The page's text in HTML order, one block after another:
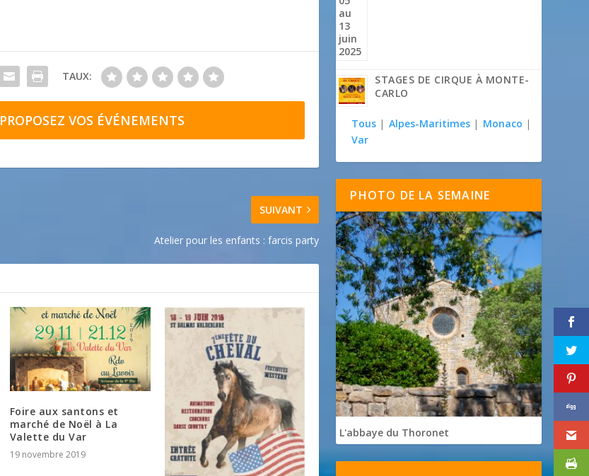
TAUX:
PROPOSEZ VOS ÉVÉNEMENTS
SUIVANT
Atelier pour les enfants : farcis party
Foire aux santons et
marché de Noël à La
Valette du Var
19 novembre 2019
STAGES DE CIRQUE À MONTE-
CARLO
Tous | Alpes-Maritimes | Monaco |
Var
PHOTO DE LA SEMAINE
L'abbaye du Thoronet